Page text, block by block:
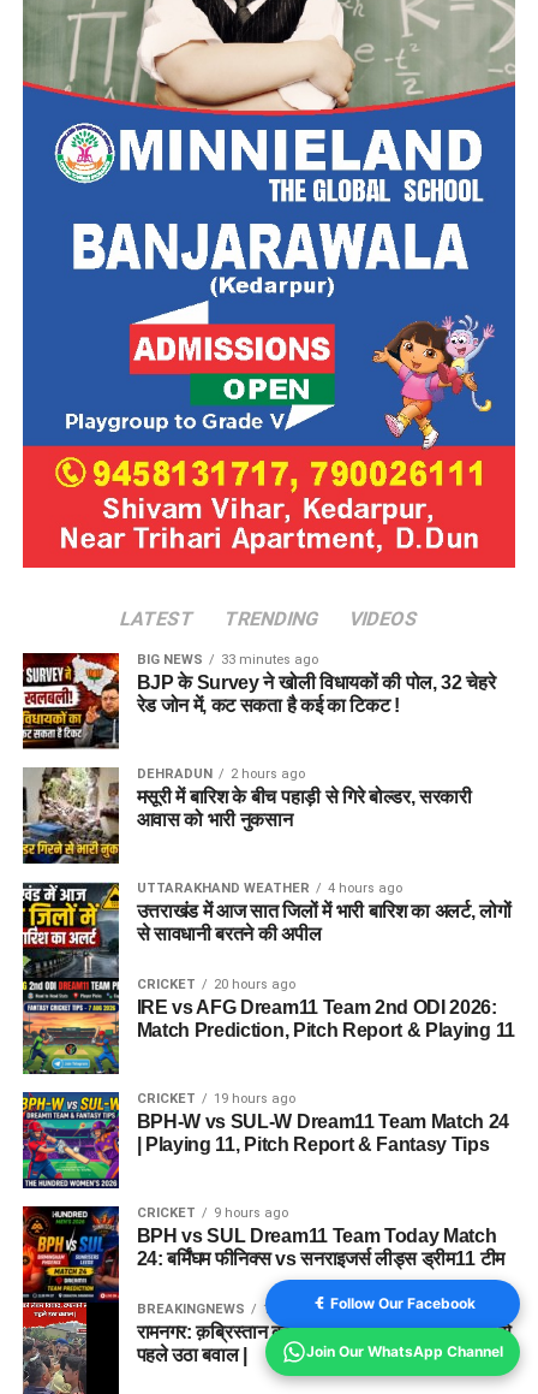
LATEST TRENDING VIDEOS
BIG NEWS 33 minutes ago
BJP के Survey ने खोली विधायकों की पोल, 32 चेहरे
रेड जोन में, कट सकता है कई का टिकट !
DEHRADUN 2 hours ago
मसूरी में बारिश के बीच पहाड़ी से गिरे बोल्डर, सरकारी
आवास को भारी नुकसान
UTTARAKHAND WEATHER 4 hours ago
उत्तराखंड में आज सात जिलों में भारी बारिश का अलर्ट, लोगों
से सावधानी बरतने की अपील
CRICKET 20 hours ago
IRE vs AFG Dream11 Team 2nd ODI 2026:
Match Prediction, Pitch Report & Playing 11
CRICKET 19 hours ago
BPH-W vs SUL-W Dream11 Team Match 24
| Playing 11, Pitch Report & Fantasy Tips
CRICKET 9 hours ago
BPH vs SUL Dream11 Team Today Match
24: बर्मिंघम फीनिक्स vs सनराइजर्स लीड्स ड्रीम11 टीम
BREAKINGNEWS 1 year ago
रामनगर: क़ब्रिस्तान की ज़मीन को लेकर विवाद, दफनाने से
पहले उठा बवाल |
Follow Our Facebook
Join Our WhatsApp Channel